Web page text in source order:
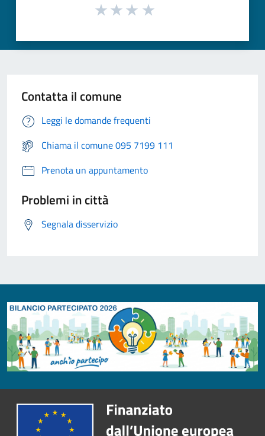
Contatta il comune
Leggi le domande frequenti
Chiama il comune 095 7199 111
Prenota un appuntamento
Problemi in città
Segnala disservizio